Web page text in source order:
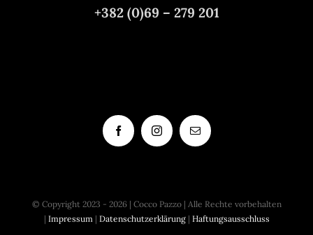
+382 (0)69 – 279 201
© Copyright 2023 - 2026 | Cocco Pazzo | Alle Rechte vorbehalten
| Impressum| Datenschutzerklärung| Haftungsausschluss